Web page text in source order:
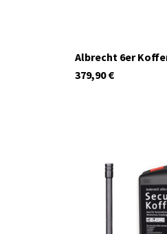
Albrecht 6er
€
379,90